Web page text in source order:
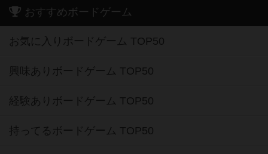
おすすめボードゲーム
お気に入りボードゲーム TOP50
興味ありボードゲーム TOP50
経験ありボードゲーム TOP50
持ってるボードゲーム TOP50